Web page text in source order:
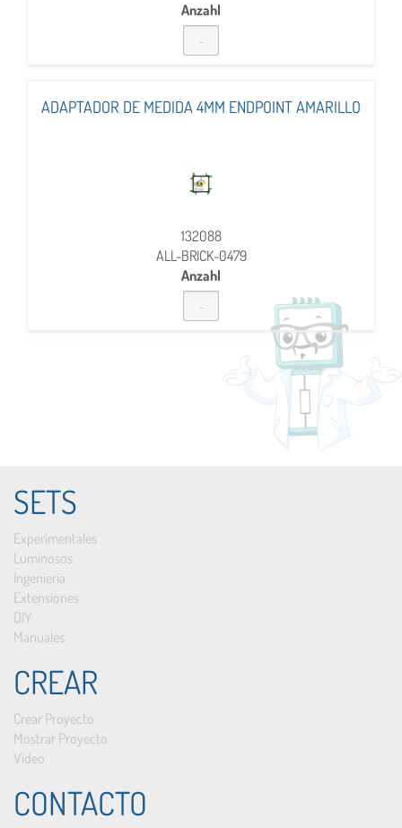
Anzahl
ADAPTADOR DE MEDIDA 4MM ENDPOINT AMARILLO
132088
ALL-BRICK-0479
Anzahl
ADAPTADOR DE MEDIDA 4MM ENDPOINT AZUL
ADAPTADOR DE MEDIDA 4MM ENDPOINT ROJO
SETS
Experimentales
Luminosos
Ingeniería
Extensiones
DIY
Manuales
CREAR
Crear Proyecto
Mostrar Proyecto
Vídeo
CONTACTO